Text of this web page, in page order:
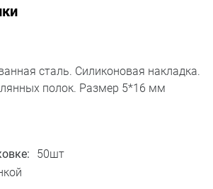
сталь. Силиконовая накладка.
полок. Размер 5*16 мм
50шт